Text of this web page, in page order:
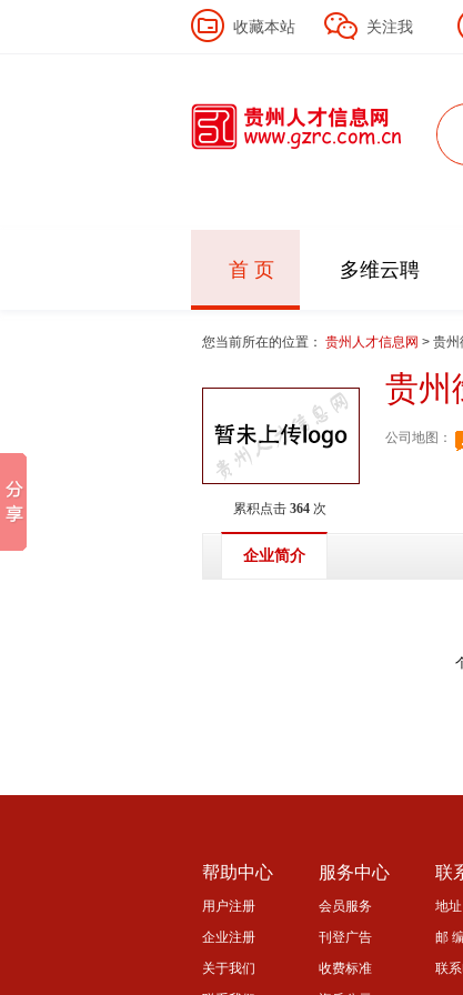
收藏本站 关注我
首 页 多维云聘
您当前所在的位置： 贵州人才信息网 > 贵州
累积点击 364 次
贵州
公司地图：
企业简介
帮助中心
用户注册
企业注册
关于我们
服务中心
会员服务
刊登广告
收费标准
联
地
邮
联